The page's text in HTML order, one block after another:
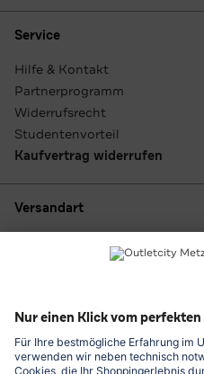
Service
Hilfe & Kontakt
Partnerprogramm
Widerrufsrecht
Studentenvorteil
Kaufvertrag widerrufen
Versandart